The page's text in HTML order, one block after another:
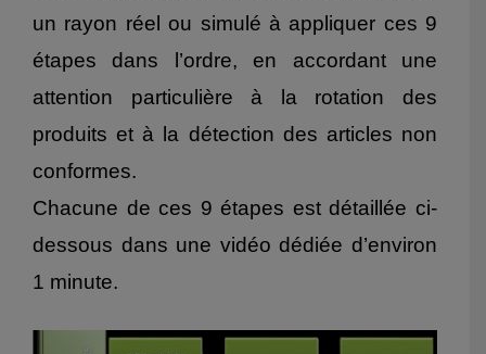
un rayon réel ou simulé à appliquer ces 9
étapes dans l’ordre, en accordant une
attention particulière à la rotation des
produits et à la détection des articles non
conformes.
Chacune de ces 9 étapes est détaillée ci-
dessous dans une vidéo dédiée d’environ
1 minute.